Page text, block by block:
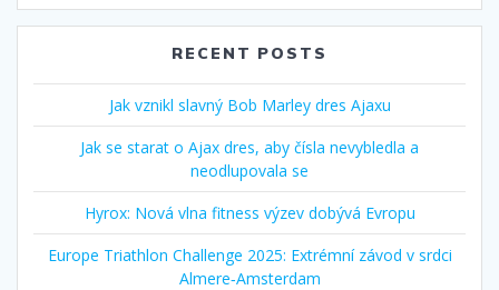
RECENT POSTS
Jak vznikl slavný Bob Marley dres Ajaxu
Jak se starat o Ajax dres, aby čísla nevybledla a
neodlupovala se
Hyrox: Nová vlna fitness výzev dobývá Evropu
Europe Triathlon Challenge 2025: Extrémní závod v srdci
Almere‑Amsterdam